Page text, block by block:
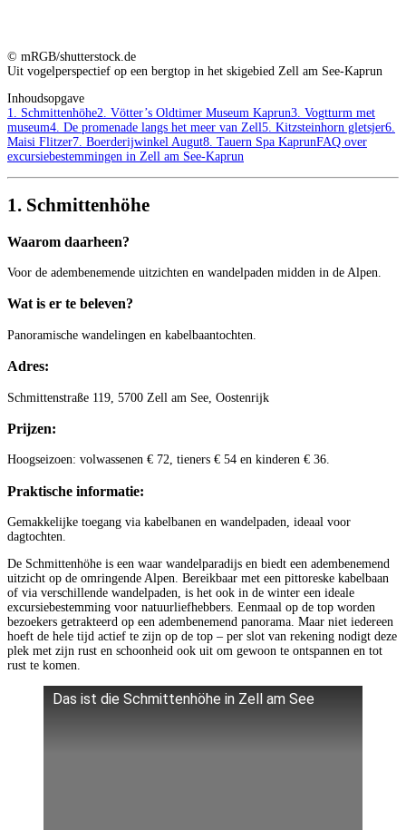
© mRGB/shutterstock.de
Uit vogelperspectief op een bergtop in het skigebied Zell am See-Kaprun
Inhoudsopgave
1. Schmittenhöhe2. Vötter’s Oldtimer Museum Kaprun3. Vogtturm met
museum4. De promenade langs het meer van Zell5. Kitzsteinhorn gletsjer6.
Maisi Flitzer7. Boerderijwinkel Augut8. Tauern Spa KaprunFAQ over
excursiebestemmingen in Zell am See-Kaprun
1. Schmittenhöhe
Waarom daarheen?
Voor de adembenemende uitzichten en wandelpaden midden in de Alpen.
Wat is er te beleven?
Panoramische wandelingen en kabelbaantochten.
Adres:
Schmittenstraße 119, 5700 Zell am See, Oostenrijk
Prijzen:
Hoogseizoen: volwassenen € 72, tieners € 54 en kinderen € 36.
Praktische informatie:
Gemakkelijke toegang via kabelbanen en wandelpaden, ideaal voor
dagtochten.
De Schmittenhöhe is een waar wandelparadijs en biedt een adembenemend
uitzicht op de omringende Alpen. Bereikbaar met een pittoreske kabelbaan
of via verschillende wandelpaden, is het ook in de winter een ideale
excursiebestemming voor natuurliefhebbers. Eenmaal op de top worden
bezoekers getrakteerd op een adembenemend panorama. Maar niet iedereen
hoeft de hele tijd actief te zijn op de top – per slot van rekening nodigt deze
plek met zijn rust en schoonheid ook uit om gewoon te ontspannen en tot
rust te komen.
Das ist die Schmittenhöhe in Zell am See